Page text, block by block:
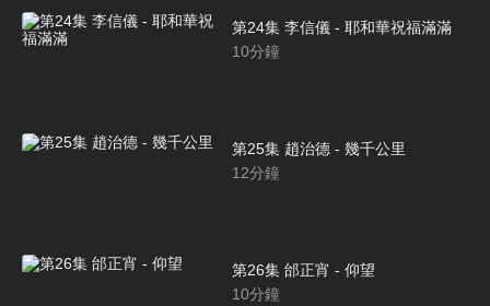
第24集 李信儀 - 耶和華祝福滿滿
10分鐘
第25集 趙治德 - 幾千公里
12分鐘
第26集 邰正宵 - 仰望
10分鐘